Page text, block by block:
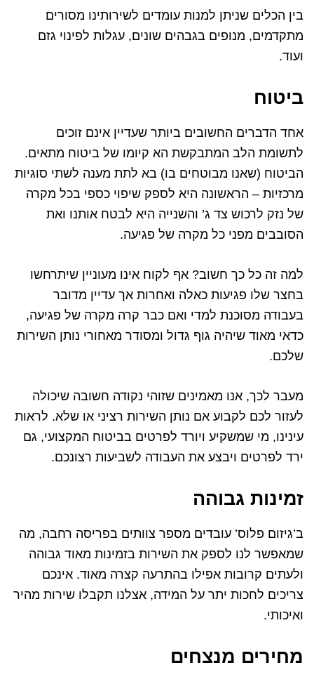
בין הכלים שניתן למנות עומדים לשירותינו מסורים
מתקדמים, מנופים בגבהים שונים, עגלות לפינוי גזם
ועוד.
ביטוח
אחד הדברים החשובים ביותר שעדיין אינם זוכים
לתשומת הלב המתבקשת הא קיומו של ביטוח מתאים.
הביטוח (שאנו מבוטחים בו) בא לתת מענה לשתי סוגיות
מרכזיות – הראשונה היא לספק שיפוי כספי בכל מקרה
של נזק לרכוש צד ג’ והשנייה היא לבטח אותנו ואת
הסובבים מפני כל מקרה של פגיעה.
למה זה כל כך חשוב? אף לקוח אינו מעוניין שיתרחשו
בחצר שלו פגיעות כאלה ואחרות אך עדיין מדובר
בעבודה מסוכנת למדי ואם כבר קרה מקרה של פגיעה,
כדאי מאוד שיהיה גוף גדול ומסודר מאחורי נותן השירות
שלכם.
מעבר לכך, אנו מאמינים שזוהי נקודה חשובה שיכולה
לעזור לכם לקבוע אם נותן השירות רציני או שלא. לראות
עינינו, מי שמשקיע ויורד לפרטים בביטוח המקצועי, גם
ירד לפרטים ויבצע את העבודה לשביעות רצונכם.
זמינות גבוהה
ב’גיזום פלוס’ עובדים מספר צוותים בפריסה רחבה, מה
שמאפשר לנו לספק את השירות בזמינות מאוד גבוהה
ולעתים קרובות אפילו בהתרעה קצרה מאוד. אינכם
צריכים לחכות יתר על המידה, אצלנו תקבלו שירות מהיר
ואיכותי.
מחירים מנצחים